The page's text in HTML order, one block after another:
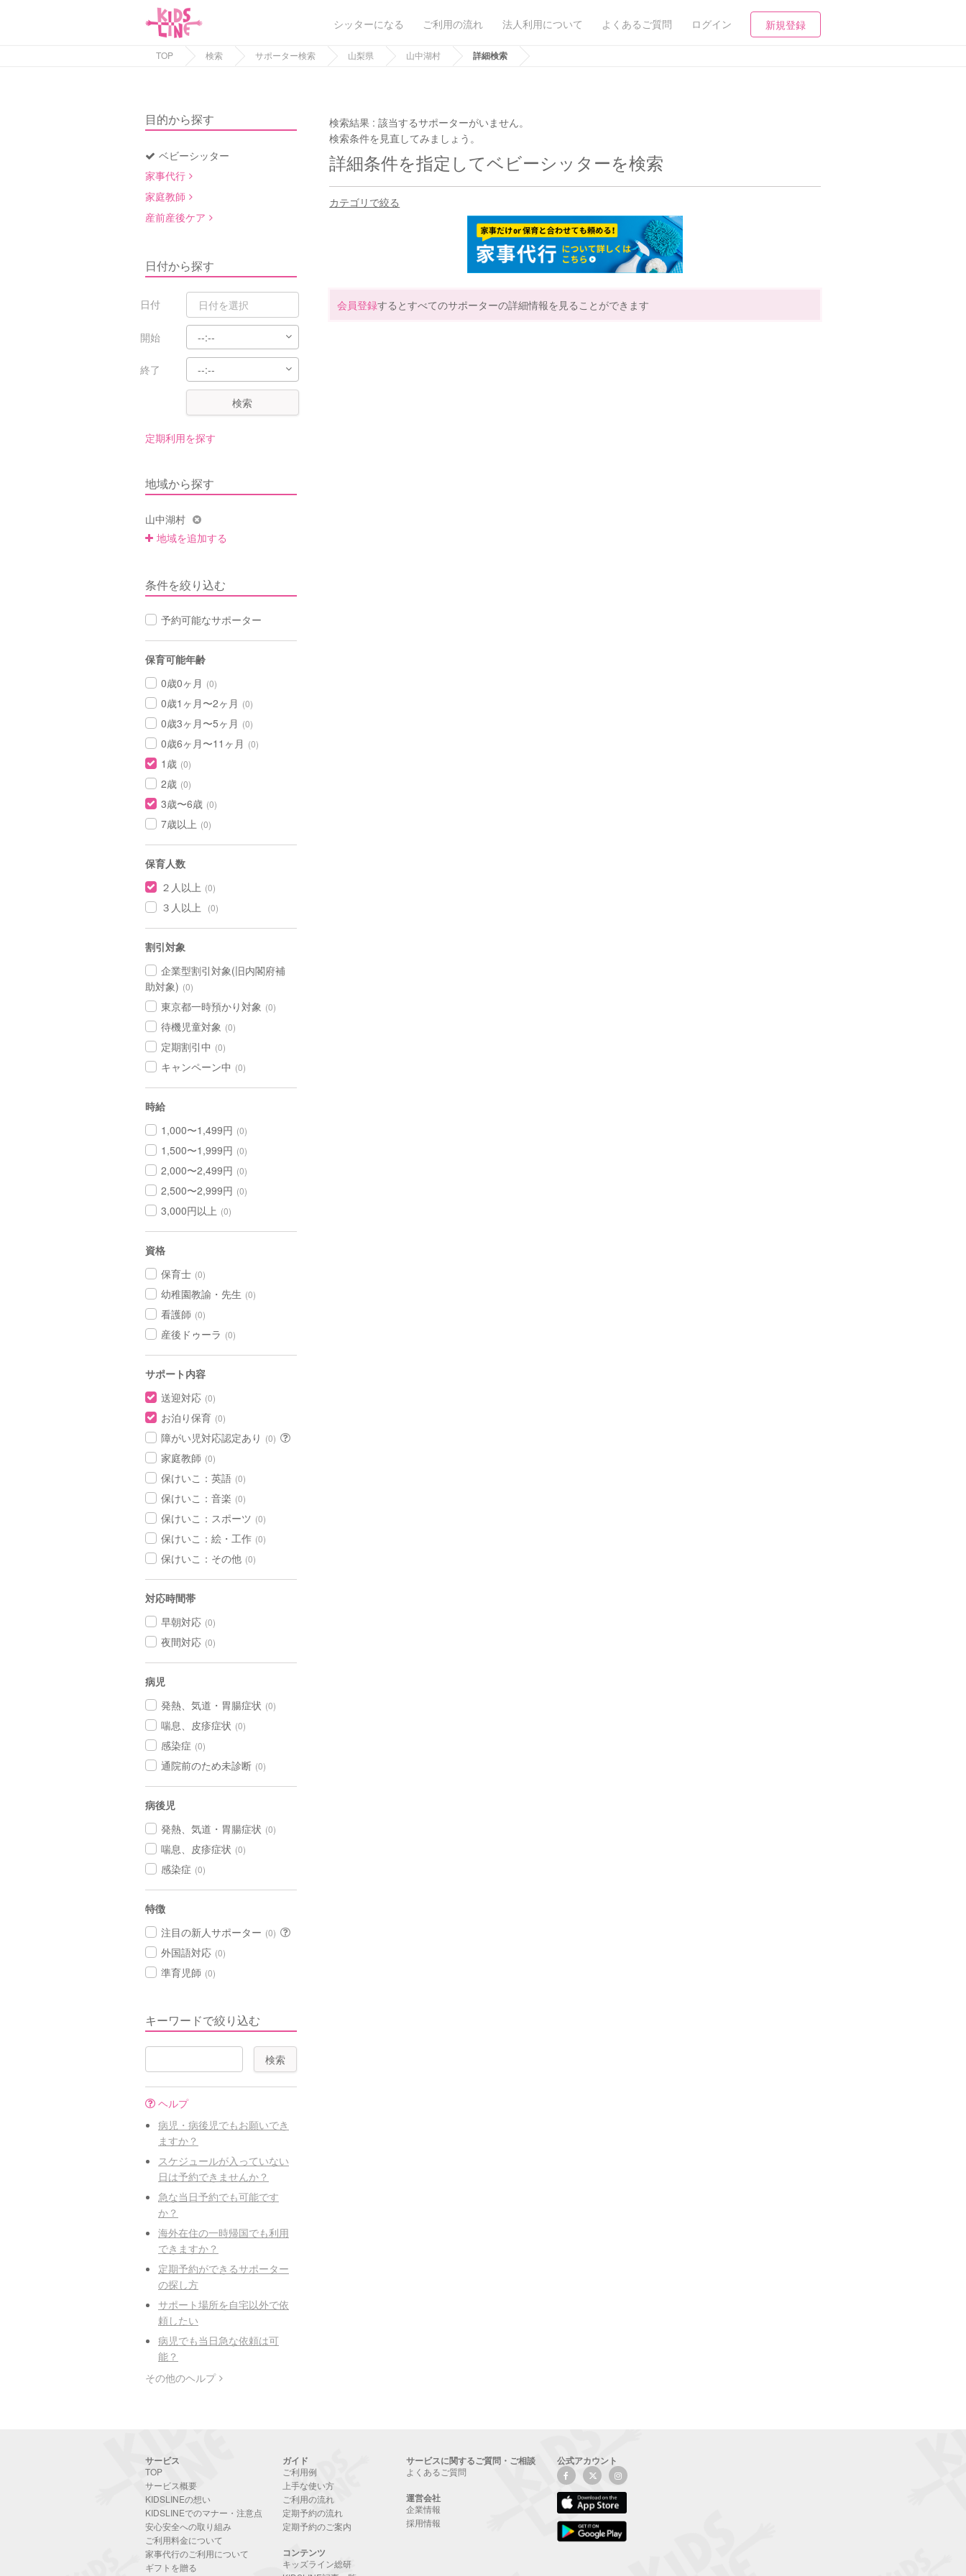
シッターになる ご利用の流れ 法人利用について よくあるご質問 ログイン 新規登録
TOP 検索 サポーター検索 山梨県 山中湖村 詳細検索
目的から探す
ベビーシッター
家事代行
家庭教師
産前産後ケア
日付から探す
日付
開始
終了
検索
定期利用を探す
地域から探す
山中湖村
地域を追加する
条件を絞り込む
予約可能なサポーター
保育可能年齢
0歳0ヶ月 (0)
0歳1ヶ月〜2ヶ月 (0)
0歳3ヶ月〜5ヶ月 (0)
0歳6ヶ月〜11ヶ月 (0)
1歳 (0)
2歳 (0)
3歳〜6歳 (0)
7歳以上 (0)
保育人数
２人以上 (0)
３人以上 (0)
割引対象
企業型割引対象(旧内閣府補
助対象) (0)
東京都一時預かり対象 (0)
待機児童対象 (0)
定期割引中 (0)
キャンペーン中 (0)
時給
1,000〜1,499円 (0)
1,500〜1,999円 (0)
2,000〜2,499円 (0)
2,500〜2,999円 (0)
3,000円以上 (0)
資格
保育士 (0)
幼稚園教諭・先生 (0)
看護師 (0)
産後ドゥーラ (0)
サポート内容
送迎対応 (0)
お泊り保育 (0)
障がい児対応認定あり (0)
家庭教師 (0)
保けいこ：英語 (0)
保けいこ：音楽 (0)
保けいこ：スポーツ (0)
保けいこ：絵・工作 (0)
保けいこ：その他 (0)
対応時間帯
早朝対応 (0)
夜間対応 (0)
病児
発熱、気道・胃腸症状 (0)
喘息、皮疹症状 (0)
感染症 (0)
通院前のため未診断 (0)
病後児
発熱、気道・胃腸症状 (0)
喘息、皮疹症状 (0)
感染症 (0)
特徴
注目の新人サポーター (0)
外国語対応 (0)
準育児師 (0)
キーワードで絞り込む
ヘルプ
病児・病後児でもお願いでき
ますか？
スケジュールが入っていない
日は予約できませんか？
急な当日予約でも可能です
か？
海外在住の一時帰国でも利用
できますか？
定期予約ができるサポーター
の探し方
サポート場所を自宅以外で依
頼したい
病児でも当日急な依頼は可
能？
その他のヘルプ
検索結果 :該当するサポーターがいません。
検索条件を見直してみましょう。
詳細条件を指定してベビーシッターを検索
カテゴリで絞る
会員登録するとすべてのサポーターの詳細情報を見ることができます
サービス
TOP
サービス概要
KIDSLINEの想い
KIDSLINEでのマナー・注意点
安心安全への取り組み
ご利用料金について
家事代行のご利用について
ギフトを贈る
ガイド
ご利用例
上手な使い方
ご利用の流れ
定期予約の流れ
定期予約のご案内
コンテンツ
キッズライン総研
サービスに関するご質問・ご相談
よくあるご質問
運営会社
企業情報
採用情報
公式アカウント